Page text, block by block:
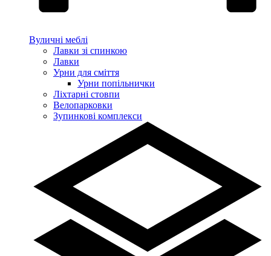
Вуличні меблі
Лавки зі спинкою
Лавки
Урни для сміття
Урни попільнички
Ліхтарні стовпи
Велопарковки
Зупинкові комплекси